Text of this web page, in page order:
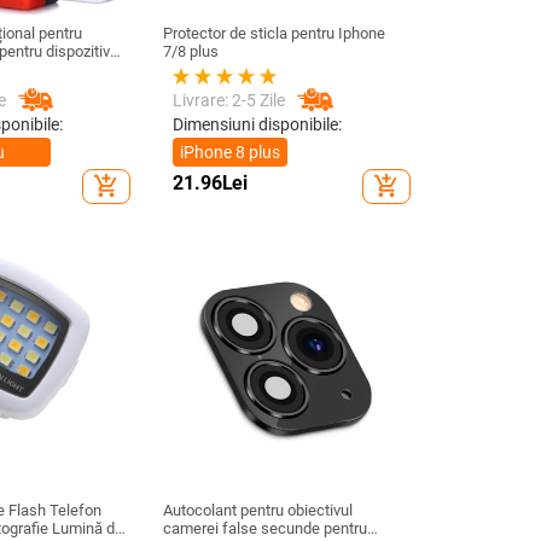
pentru
dispozitive
/ 4,8 inchi
add_shopping_cart
Protector de sticla pentru Iphone
7/8 plus
Livrare: 2-5 Zile
Dimensiuni disponibile:
iPhone 8 plus
21.96Lei add_shopping_cart
Flash Telefon
Lumină de
Autocolant pentru obiectivul
camerei false secunde pentru